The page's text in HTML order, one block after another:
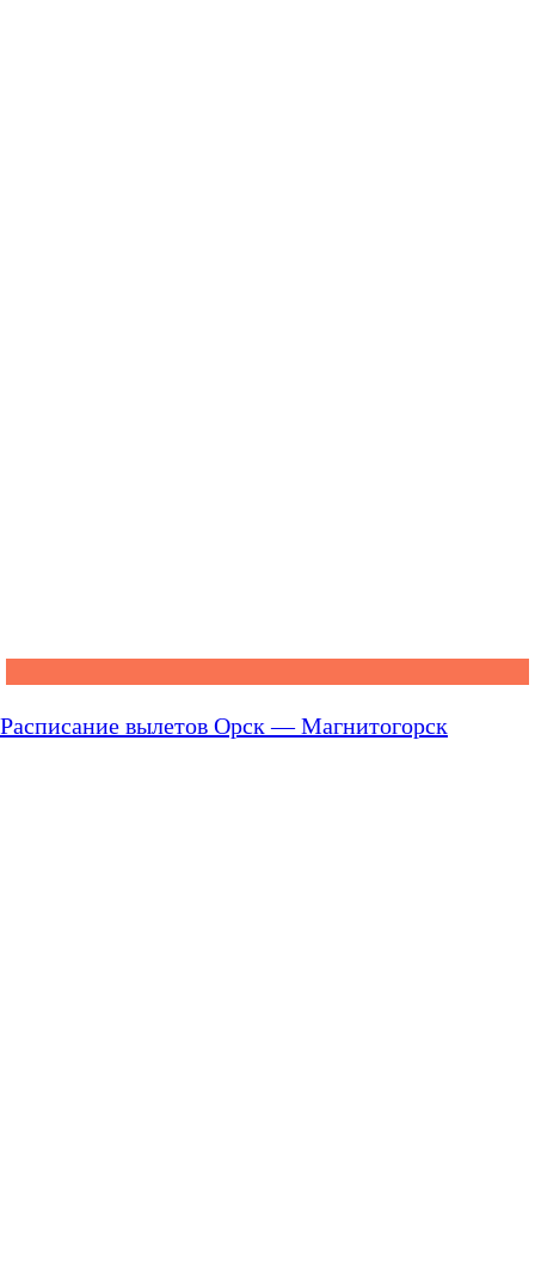
Расписание вылетов Орск — Магнитогорск